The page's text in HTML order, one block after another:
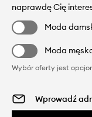
naprawdę Cię
Moda
Moda
Wybór oferty jest